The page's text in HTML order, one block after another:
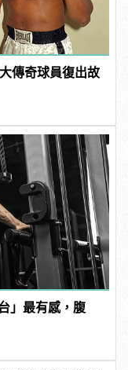
傳奇球員復出故
」最有感，腹